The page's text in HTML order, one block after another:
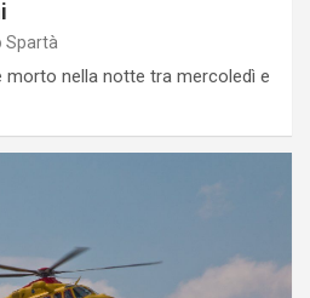
Spartà
morto nella notte tra mercoledì e